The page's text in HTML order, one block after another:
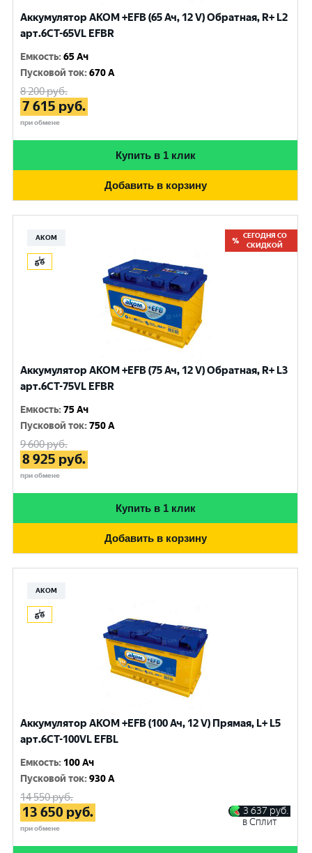
Аккумулятор AKOM +EFB (65 Ач, 12 V) Обратная, R+ L2
арт.6CT-65VL EFBR
Емкость:65 Ач
Пусковой ток:670 A
8 200руб.
7 615 руб.
при обмене
Купить в 1 клик
Добавить в корзину
АКОМ
СЕГОДНЯ СО
СКИДКОЙ
Аккумулятор AKOM +EFB (75 Ач, 12 V) Обратная, R+ L3
арт.6СТ-75VL EFBR
Емкость:75 Ач
Пусковой ток:750 A
9 600руб.
8 925 руб.
при обмене
Купить в 1 клик
Добавить в корзину
АКОМ
Аккумулятор AKOM +EFB (100 Ач, 12 V) Прямая, L+ L5
арт.6СТ-100VL EFBL
Емкость: 100 Ач
Пусковой ток:930 A
14 550руб.
13 650 руб.
при обмене
3 637 руб.
в Сплит